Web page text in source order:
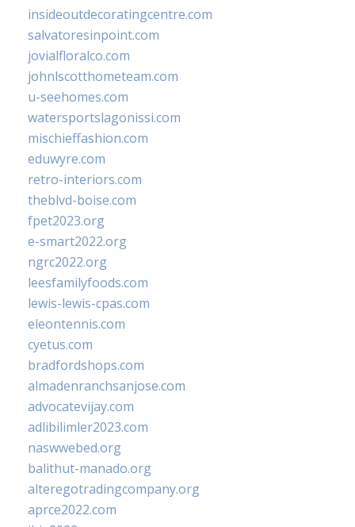
insideoutdecoratingcentre.com
salvatoresinpoint.com
jovialfloralco.com
johnlscotthometeam.com
u-seehomes.com
watersportslagonissi.com
mischieffashion.com
eduwyre.com
retro-interiors.com
theblvd-boise.com
fpet2023.org
e-smart2022.org
ngrc2022.org
leesfamilyfoods.com
lewis-lewis-cpas.com
eleontennis.com
cyetus.com
bradfordshops.com
almadenranchsanjose.com
advocatevijay.com
adlibilimler2023.com
naswwebed.org
balithut-manado.org
alteregotradingcompany.org
aprce2022.com